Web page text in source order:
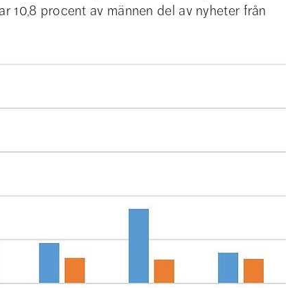
10,8 procent av männen del av nyheter från